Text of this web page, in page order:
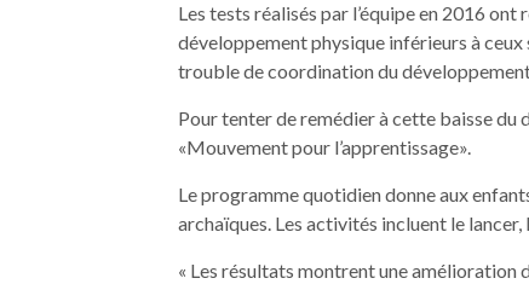
Les tests réalisés par l’équipe en 2016
développement physique inférieurs à ceux
trouble de coordination du
Pour tenter de remédier à cette baisse du
«Mouvement pour l’apprentissage».
Le programme quotidien donne aux
archaïques. Les activités incluent le lancer,
« Les résultats montrent une amélioration